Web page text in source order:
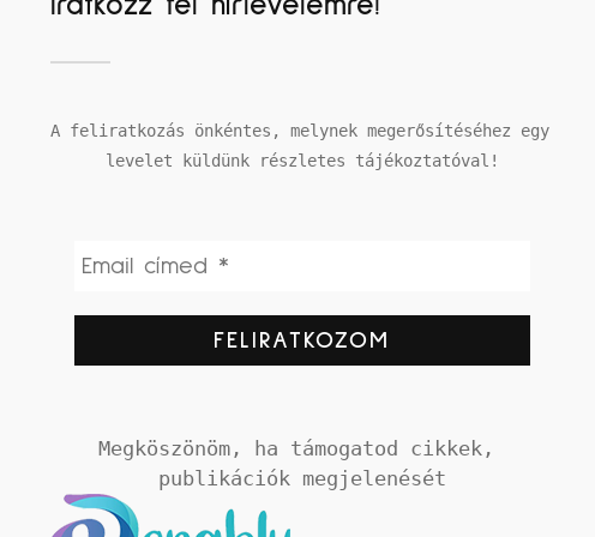
A feliratkozás önkéntes, melynek megerősítéséhez egy
levelet küldünk részletes tájékoztatóval!
Megköszönöm, ha támogatod cikkek,
publikációk megjelenését